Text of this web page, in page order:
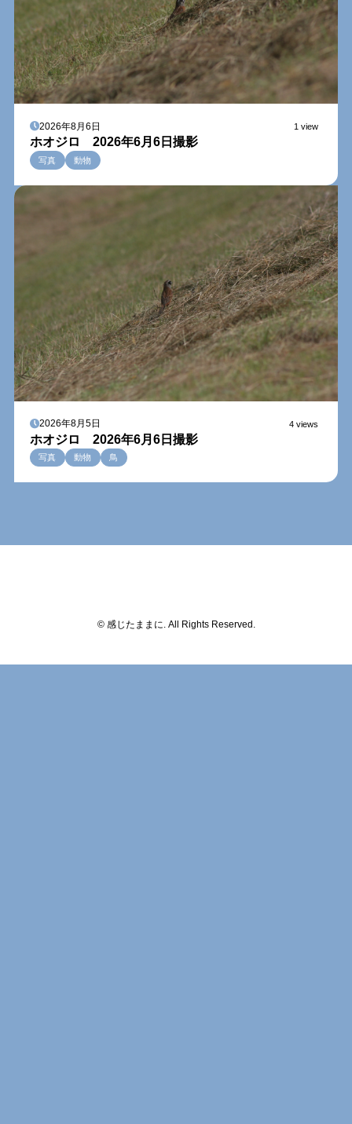
2026年8月6日 1 view
ホオジロ 2026年6月6日撮影
写真 動物
2026年8月5日 4 views
ホオジロ 2026年6月6日撮影
写真 動物 鳥
© 感じたままに. All Rights Reserved.